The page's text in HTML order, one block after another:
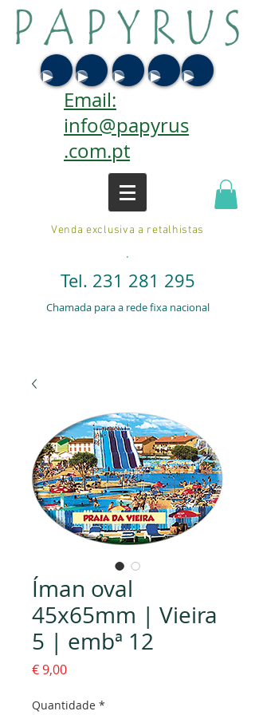
Email:
info@papyrus
.com.pt
Venda exclusiva a retalhistas
.
Tel. 231 281 295
Chamada para a rede fixa nacional
Íman oval
45x65mm | Vieira
5 | embª 12
€ 9,00Preço
Quantidade *